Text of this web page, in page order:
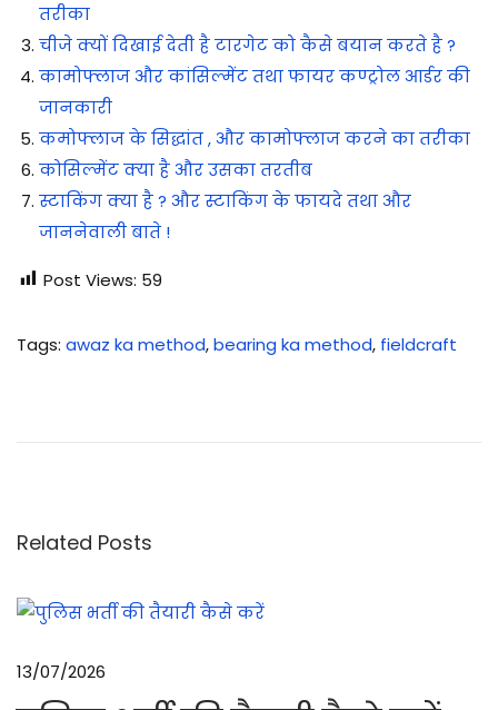
तरीका
चीजे क्यों दिखाई देती है टारगेट को कैसे बयान करते है ?
कामोफ्लाज और कांसिल्मेंट तथा फायर कण्ट्रोल आर्डर की
जानकारी
कमोफ्लाज के सिद्धांत , और कामोफ्लाज करने का तरीका
कोसिल्मेंट क्या है और उसका तरतीब
स्टाकिंग क्या है ? और स्टाकिंग के फायदे तथा और
जाननेवाली बाते !
Post Views: 59
Tags: awaz ka method,bearing ka method, fieldcraft
?
र
स्टा
Related Posts
13/07/2026